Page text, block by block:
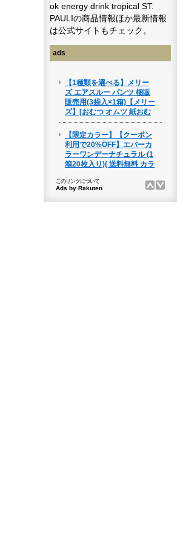
ok energy drink tropical ST.
PAULIの商品情報ほか最新情報
は公式サイトもチェック。
ads